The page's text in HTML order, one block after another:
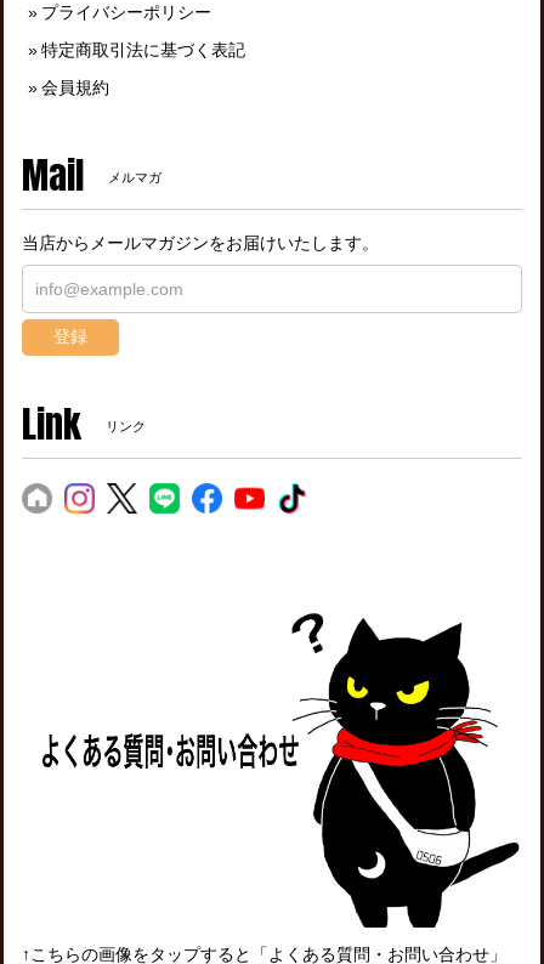
プライバシーポリシー
特定商取引法に基づく表記
会員規約
Mail メルマガ
当店からメールマガジンをお届けいたします。
登録
Link リンク
↑こちらの画像をタップすると「よくある質問・お問い合わせ」